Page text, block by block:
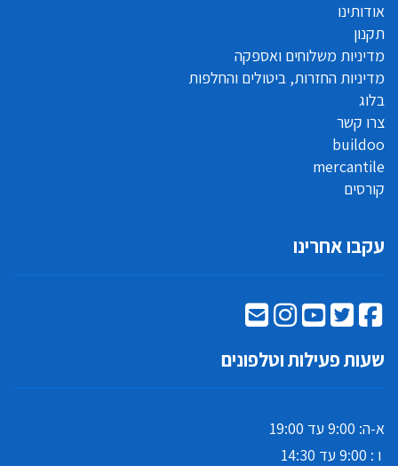
אודותינו
תקנון
מדיניות משלוחים ואספקה
מדיניות החזרות, ביטולים והחלפות
בלוג
צרו קשר
buildoo
mercantile
קורסים
עקבו אחרינו
שעות פעילות וטלפונים
א-ה: 9:00 עד 19:00
ו : 9:00 עד 14:30